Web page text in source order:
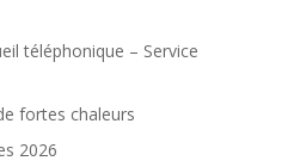
téléphonique – Service
fortes chaleurs
2026